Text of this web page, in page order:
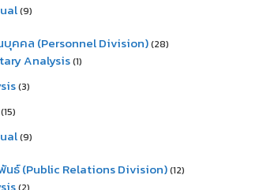
(9)
บุคคล (Personnel Division)(28)
Analysis(1)
(3)
(15)
(9)
นธ์ (Public Relations Division)(12)